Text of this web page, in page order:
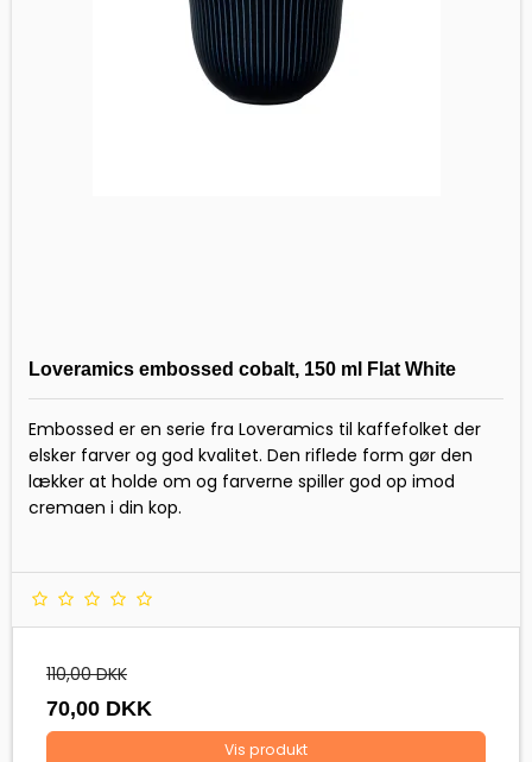
Loveramics embossed cobalt, 150 ml Flat White
Embossed er en serie fra Loveramics til kaffefolket der
elsker farver og god kvalitet. Den riflede form gør den
lækker at holde om og farverne spiller god op imod
cremaen i din kop.
110,00 DKK
70,00 DKK
Vis produkt